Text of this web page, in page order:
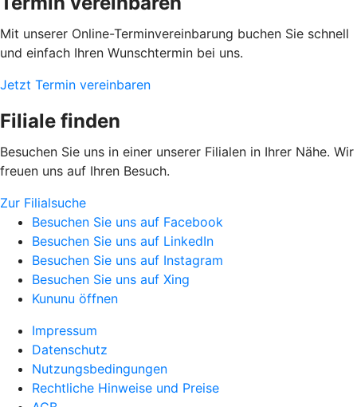
Mit unserer Online-Terminvereinbarung buchen Sie schnell
und einfach Ihren Wunschtermin bei uns.
Jetzt Termin vereinbaren
Filiale finden
Besuchen Sie uns in einer unserer Filialen in Ihrer Nähe. Wir
freuen uns auf Ihren Besuch.
Zur Filialsuche
Besuchen Sie uns auf Facebook
Besuchen Sie uns auf LinkedIn
Besuchen Sie uns auf Instagram
Besuchen Sie uns auf Xing
Kununu öffnen
Impressum
Datenschutz
Nutzungsbedingungen
Rechtliche Hinweise und Preise